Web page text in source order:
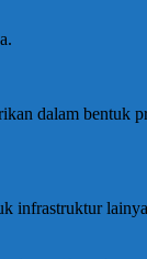
dalam bentuk
infrastruktur